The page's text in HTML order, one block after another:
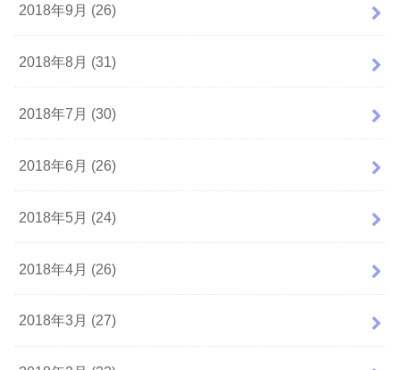
2018年9月 (26)
2018年8月 (31)
2018年7月 (30)
2018年6月 (26)
2018年5月 (24)
2018年4月 (26)
2018年3月 (27)